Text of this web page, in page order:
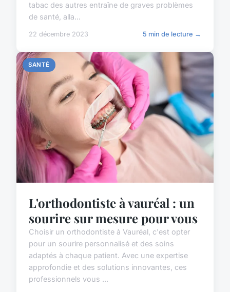
tabac des autres entraîne de graves problèmes
de santé, alla...
22 décembre 2023 5 min de lecture →
SANTÉ
L'orthodontiste à vauréal : un
sourire sur mesure pour vous
Choisir un orthodontiste à Vauréal, c'est opter
pour un sourire personnalisé et des soins
adaptés à chaque patient. Avec une expertise
approfondie et des solutions innovantes, ces
professionnels vous ...